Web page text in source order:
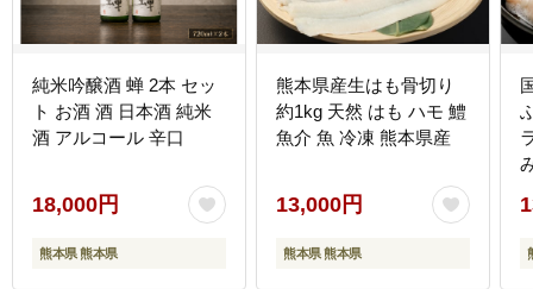
純米吟醸酒 蝉 2本 セッ
ト お酒 酒 日本酒 純米
酒 アルコール 辛口
18,000円
熊本県 熊本県
熊本県産生はも骨切り
約1kg 天然 はも ハモ 鱧
魚介 魚 冷凍 熊本県産
13,000円
熊本県 熊本県